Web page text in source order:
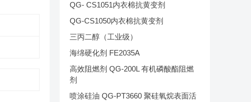
QG- CS1051内衣棉抗黄变剂
QG-CS1050内衣棉抗黄变剂
三丙二醇（工业级）
海绵硬化剂 FE2035A
高效阻燃剂 QG-200L 有机磷酸酯阻燃
剂
喷涂硅油 QG-PT3660 聚硅氧烷表面活